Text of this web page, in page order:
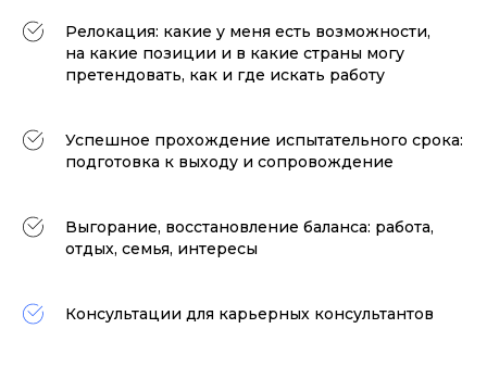
Релокация: какие у меня есть возможности,
на какие позиции и в какие страны могу
претендовать, как и где искать работу
Успешное прохождение испытательного срока:
подготовка к выходу и сопровождение
Выгорание, восстановление баланса: работа,
отдых, семья, интересы
Консультации для карьерных консультантов